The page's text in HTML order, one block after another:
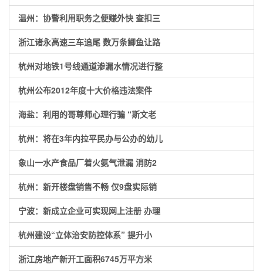
温州：协警利用职务之便赚外快 查扣三
浙江诸永高速三车追尾 数万条鲫鱼让路
杭州对地铁1号线通道渗漏水情况进行整
杭州公布2012年度十大价格违法案件
海盐：利用的哥尊师心理行骗 “斯文老
杭州：将在3年内拉平民办与公办的幼儿
象山一水产食品厂着火氨气泄漏 消防2
杭州：新开楼盘销售不畅 仅9盘实际销
宁波：新成立企业可实现网上注册 办理
杭州建设“立体治安防控体系” 提升小
浙江房地产新开工面积6745万平方米